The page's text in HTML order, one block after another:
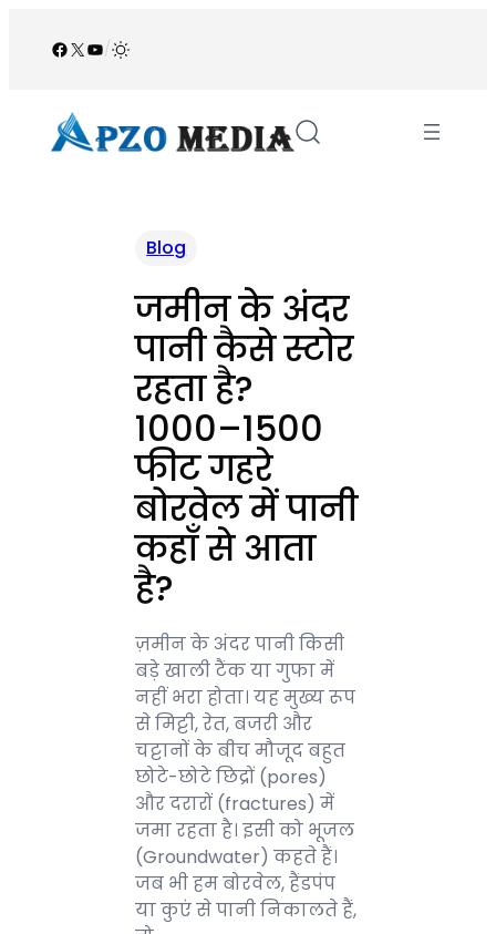
Facebook
X YouTube
/
Blog
जमीन के अंदर
पानी कैसे स्टोर
रहता है?
1000–1500
फीट गहरे
बोरवेल में पानी
कहाँ से आता
है?
ज़मीन के अंदर पानी किसी
बड़े खाली टैंक या गुफा में
नहीं भरा होता। यह मुख्य रूप
से मिट्टी, रेत, बजरी और
चट्टानों के बीच मौजूद बहुत
छोटे-छोटे छिद्रों (pores)
और दरारों (fractures) में
जमा रहता है। इसी को भूजल
(Groundwater) कहते हैं।
जब भी हम बोरवेल, हैंडपंप
या कुएं से पानी निकालते हैं,